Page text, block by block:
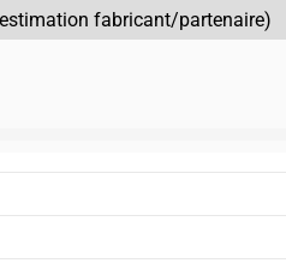
fabricant/partenaire)